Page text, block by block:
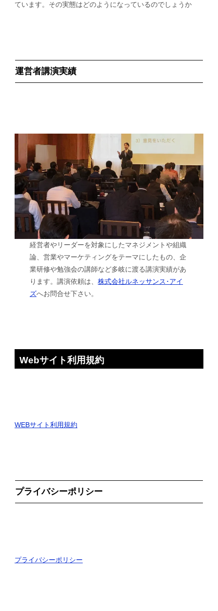
ています。その実態はどのようになっているのでしょうか
運営者講演実績
経営者やリーダーを対象にしたマネジメントや組織
論、営業やマーケティングをテーマにしたもの、企
業研修や勉強会の講師など多岐に渡る講演実績があ
ります。講演依頼は、株式会社ルネッサンス･アイ
ズへお問合せ下さい。
Webサイト利用規約
WEBサイト利用規約
プライバシーポリシー
プライバシーポリシー